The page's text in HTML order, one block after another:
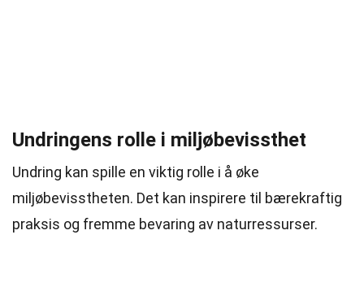
Undringens rolle i miljøbevissthet
Undring kan spille en viktig rolle i å øke
miljøbevisstheten. Det kan inspirere til bærekraftig
praksis og fremme bevaring av naturressurser.